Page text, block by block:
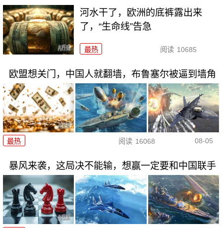
河水干了，欧洲的底裤露出来
了，“生命线”告急
最热 阅读 10685
欧盟想关门，中国人就翻墙，布鲁塞尔被逼到墙角
最热 阅读 16068 08-05
暴风来袭，这局决不能输，想赢一定要和中国联手